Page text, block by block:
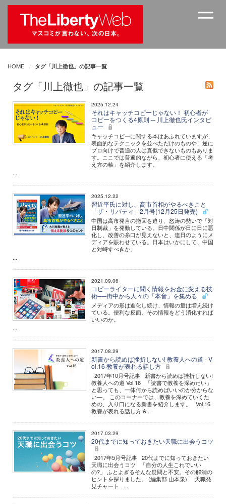
HOME タグ「川上徹也」の記事一覧
タグ「川上徹也」の記事一覧
2025.12.24
それはキャッチコピーじゃない！ 初心者が
コピーをつくる4原則 ─ 川上徹也氏インタビ
ュー
キャッチコピーに関する本はあふれていますが、
表面的なテクニックを並べただけのものや、逆に
プロ向けで普通の人は真似できないものもありま
す。ここでは普遍的ながら、初心者に使える「考
え方の軸」を紹介します。
...
2025.12.22
習近平氏に対し、高市首相がやるべきこと
「ザ・リバティ」2月号(12月25日発売)
中国は高市発言の撤回を迫り、怒涛の勢いで「対
日制裁」を発動している。日中関係が日に日に悪
化し、改善の糸口が見えないと、連日のようにメ
ディアを賑わせている。日本はいかにして、中国
と対峙すべきか。
...
2021.09.06
コピーライターに聞く情報をお金に変える技
術──街中から人々の「本音」を集める
メディアの形は進化し続け、情報の量は増え続け
ている。便利な反面、その情報をどう消化すれば
いいのか。
...
2017.08.29
新書から読めば挫折しない! 教養人への道 - V
ol.16 教養が表れる話し方
2017年10月号記事 新書から読めば挫折しない!
教養人への道 Vol.16 「読書で教養を深めたい」
と思っても、一体何から読めばいいのか分からな
い―。 このコーナーでは、教養を深めていくた
めの、入り口になる新書を紹介します。 Vol.16
教養が表れる話し方 &...
2017.03.29
20代までに知っておきたい天職に出会うコツ
2017年5月号記事 20代までに知っておきたい
天職に出会うコツ 「自分の人生これでいい
の?」 ふとよぎるそんな疑問と不安。その解消の
ヒントを探りました。 (編集部 山本泉) 天職発
見チャート ...